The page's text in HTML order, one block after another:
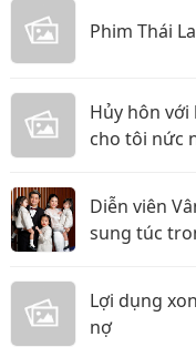
Phim Thái
Hủy hôn
cho tôi nức
Diễn viên
sung túc
Lợi dụng
nợ